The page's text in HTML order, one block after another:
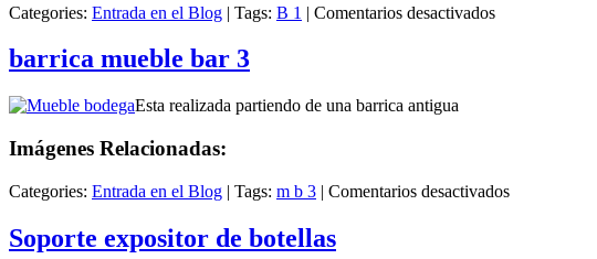
Categories: Entrada en el Blog | Tags: B 1 | Comentarios desactivadosen
barrica mueble bar 3
Esta realizada partiendo de una barrica antigua
Imágenes Relacionadas:
Categories: Entrada en el Blog | Tags: m b 3 | Comentarios desactivadosen
Soporte expositor de botellas